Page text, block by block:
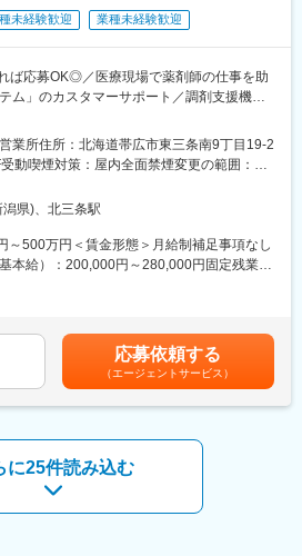
ります。
当たり50～60件程度担当を持っていただ
を札幌営業所、東側を北見営業所で担当分
位のものはございます。
ど、月数回土日出勤がございます（振休取
ては、営業車を貸与し直行直帰の日も発生
ェアは50%を超えており、業界で圧倒的な
ニタリングする装置は他社であまり作って
育を東京にて実施します（座学３～４
未経験歓迎 業種未経験歓迎
ば応募OK◎／医療現場で薬剤師の仕事を助
ム」のカスタマーサポート／調剤支援機
売している大型IoT製品や薬剤システムの運
ムエンジニア職となっております。未経験
事に加えて、メーカー直雇用という貴重な
。IT領域へキャリアチェンジされたい方歓
クワークが6割、お客様先での業務が4割ほ
外部のITベンダーとの打ち合わせ等もある
も当職種の特徴の一つとなります。
しているため職種未経験＆技術的な知識が
りが可能となっております。
業所住所：北海道帯広市東三条南9丁目19-2
動喫煙対策：屋内全面禁煙変更の範囲：会
モートワーク含む）
県)、北三条駅
～500万円＜賃金形態＞月給制補足事項なし
本給）：200,000円～280,000円固定残業手
・スキルを考慮し決定します。■昇給：年1
あくまでも目安の金額であり、選考を通じ
ります。月給(月額)は固定手当を含めた表記
応募依頼する
（エージェントサービス）
に25件読み込む